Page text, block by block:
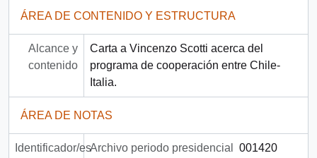
ÁREA DE CONTENIDO Y ESTRUCTURA
Alcance y
contenido
Carta a Vincenzo Scotti acerca del
programa de cooperación entre Chile-
Italia.
ÁREA DE NOTAS
Identificador/esArchivo periodo presidencial 001420